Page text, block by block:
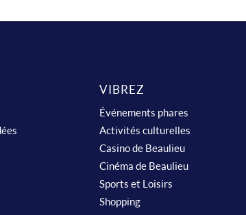
VIBREZ
Événements phares
Activités culturelles
Casino de Beaulieu
Cinéma de Beaulieu
Sports et Loisirs
Shopping